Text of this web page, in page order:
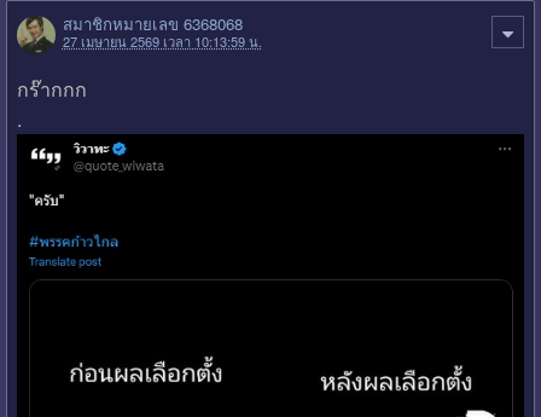
สมาชิกหมายเลข 6368068
27 เมษายน 2569 เวลา 10:13:59 น.
กร๊ากกก
.